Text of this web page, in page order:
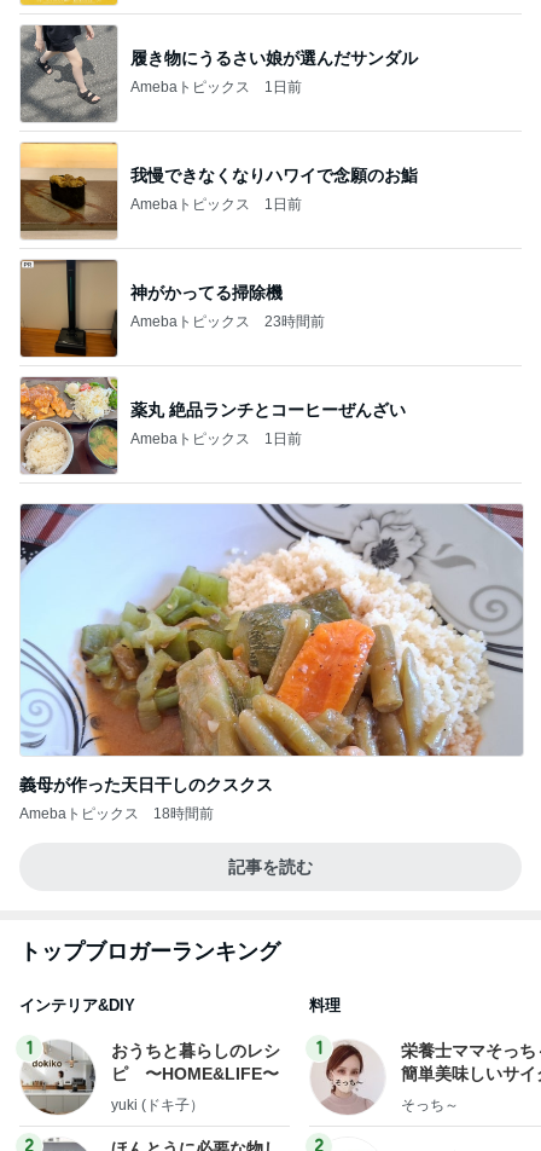
履き物にうるさい娘が選んだサンダル
Amebaトピックス 1日前
我慢できなくなりハワイで念願のお鮨
Amebaトピックス 1日前
神がかってる掃除機
Amebaトピックス 23時間前
薬丸 絶品ランチとコーヒーぜんざい
Amebaトピックス 1日前
義母が作った天日干しのクスクス
Amebaトピックス 18時間前
記事を読む
トップブロガーランキング
インテリア&DIY
1
おうちと暮らしのレシ
ピ 〜HOME&LIFE〜
yuki (ドキ子）
2
料理
1
栄養士ママそっち
簡単美味しいサイ
献立
そっち～
2